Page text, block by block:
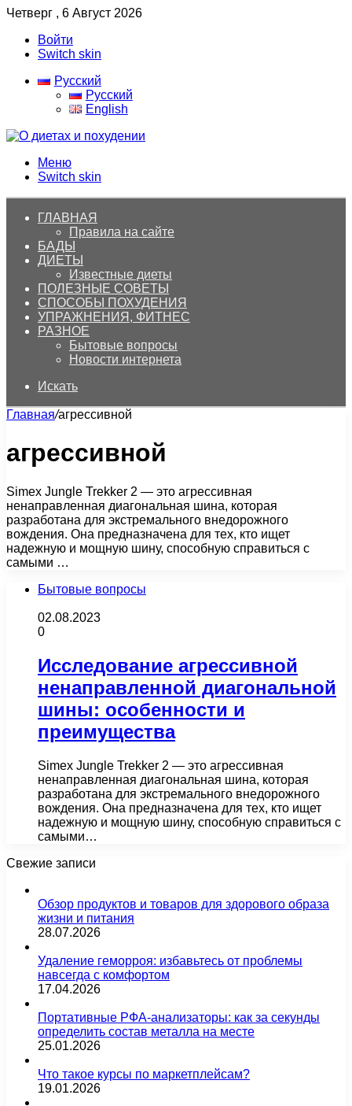
Четверг , 6 Август 2026
Войти
Switch skin
Русский
Русский
English
Меню
Switch skin
ГЛАВНАЯ
Правила на сайте
БАДЫ
ДИЕТЫ
Известные диеты
ПОЛЕЗНЫЕ СОВЕТЫ
СПОСОБЫ ПОХУДЕНИЯ
УПРАЖНЕНИЯ, ФИТНЕС
РАЗНОЕ
Бытовые вопросы
Новости интернета
Искать
Главная/агрессивной
агрессивной
Simex Jungle Trekker 2 — это агрессивная
ненаправленная диагональная шина, которая
разработана для экстремального внедорожного
вождения. Она предназначена для тех, кто ищет
надежную и мощную шину, способную справиться с
самыми …
Бытовые вопросы
02.08.2023
0
Исследование агрессивной
ненаправленной диагональной
шины: особенности и
преимущества
Simex Jungle Trekker 2 — это агрессивная
ненаправленная диагональная шина, которая
разработана для экстремального внедорожного
вождения. Она предназначена для тех, кто ищет
надежную и мощную шину, способную справиться с
самыми…
Свежие записи
Обзор продуктов и товаров для здорового образа
жизни и питания
28.07.2026
Удаление геморроя: избавьтесь от проблемы
навсегда с комфортом
17.04.2026
Портативные РФА-анализаторы: как за секунды
определить состав металла на месте
25.01.2026
Что такое курсы по маркетплейсам?
19.01.2026